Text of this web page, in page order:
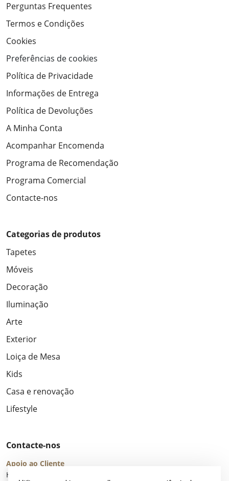
Perguntas Frequentes
Termos e Condições
Cookies
Preferências de cookies
Política de Privacidade
Informações de Entrega
Política de Devoluções
A Minha Conta
Acompanhar Encomenda
Programa de Recomendação
Programa Comercial
Contacte-nos
Categorias de produtos
Tapetes
Móveis
Decoração
Iluminação
Arte
Exterior
Loiça de Mesa
Kids
Casa e renovação
Lifestyle
Contacte-nos
Apoio ao Cliente
Horário de Atendimento: seg – sex 8:00 – 16:00 (UTC+2)